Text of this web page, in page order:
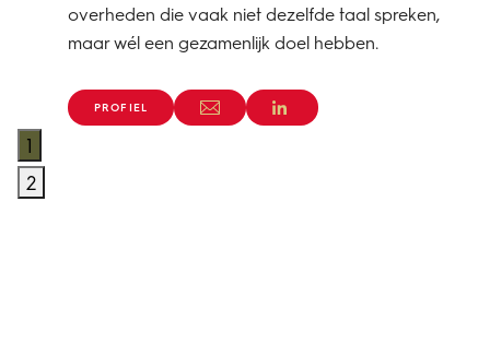
overheden die vaak niet dezelfde taal spreken,
maar wél een gezamenlijk doel hebben.
PROFIEL
1
2